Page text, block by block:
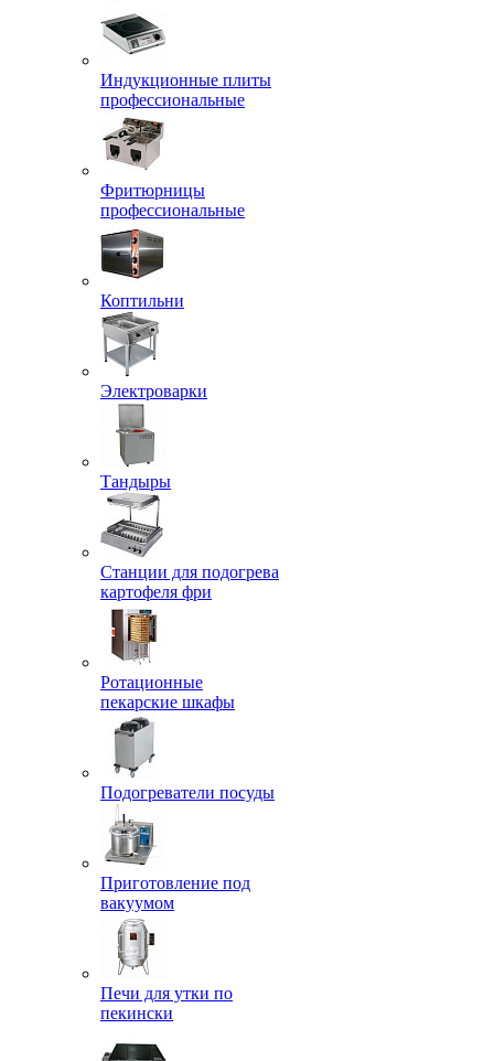
Индукционные плиты
профессиональные
Фритюрницы
профессиональные
Коптильни
Электроварки
Тандыры
Станции для подогрева
картофеля фри
Ротационные
пекарские шкафы
Подогреватели посуды
Приготовление под
вакуумом
Печи для утки по
пекински